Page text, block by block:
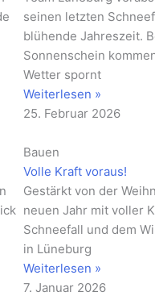
seinen letzten
blühende Jahreszeit.
Sonnenschein
Wetter spornt
Weiterlesen »
25. Februar 2026
Bauen
Volle Kraft voraus!
Gestärkt von der
neuen Jahr mit voller
Schneefall und dem
in Lüneburg
Weiterlesen »
7. Januar 2026